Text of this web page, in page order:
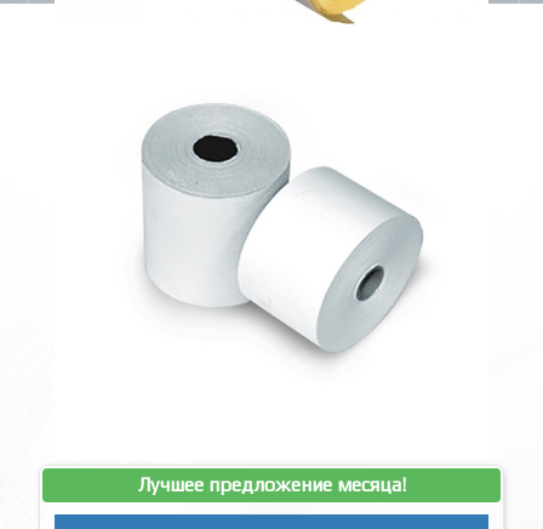
Лучшее предложение месяца!